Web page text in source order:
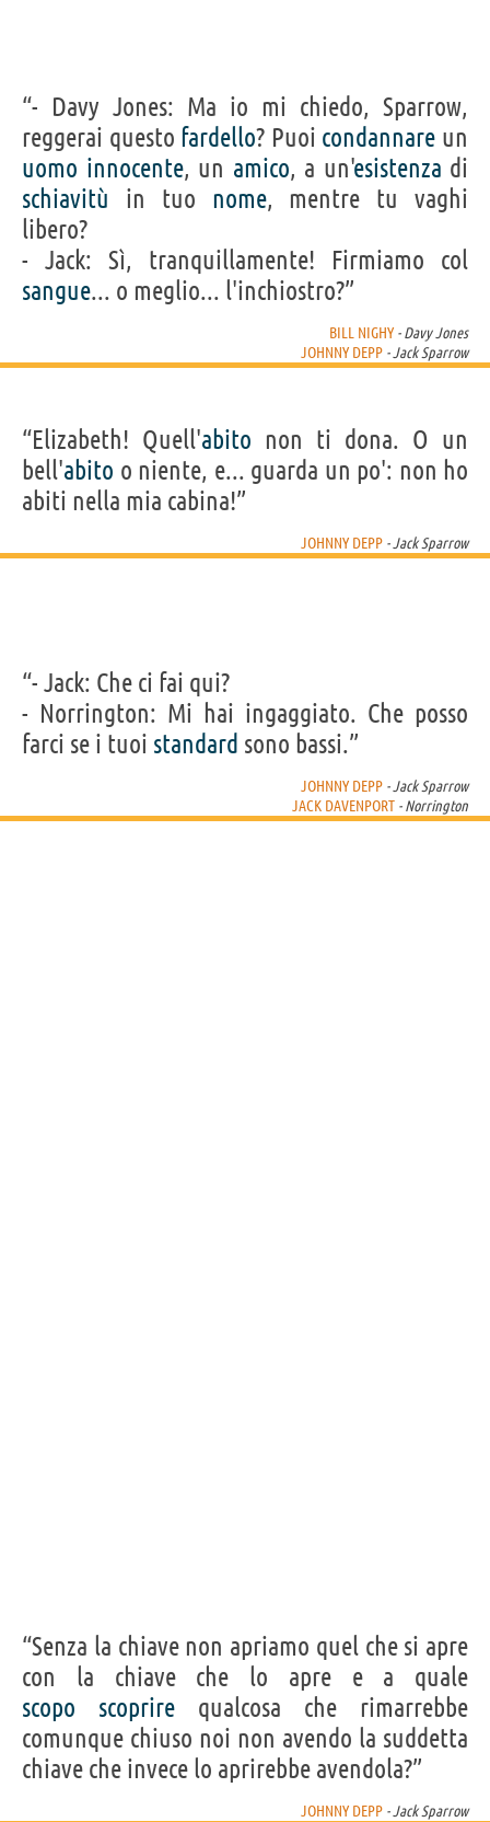
“- Davy Jones: Ma io mi chiedo, Sparrow,
reggerai questo fardello? Puoi condannare un
uomo innocente, un amico, a un'esistenza di
schiavitù in tuo nome, mentre tu vaghi
libero?
- Jack: Sì, tranquillamente! Firmiamo col
sangue... o meglio... l'inchiostro?”
BILL NIGHY - Davy Jones
JOHNNY DEPP - Jack Sparrow
“Elizabeth! Quell'abito non ti dona. O un
bell'abito o niente, e... guarda un po': non ho
abiti nella mia cabina!”
JOHNNY DEPP - Jack Sparrow
“- Jack: Che ci fai qui?
- Norrington: Mi hai ingaggiato. Che posso
farci se i tuoi standard sono bassi.”
JOHNNY DEPP - Jack Sparrow
JACK DAVENPORT - Norrington
“Senza la chiave non apriamo quel che si apre
con la chiave che lo apre e a quale
scopo
scoprire qualcosa che rimarrebbe
comunque chiuso noi non avendo la suddetta
chiave che invece lo aprirebbe avendola?”
JOHNNY DEPP - Jack Sparrow